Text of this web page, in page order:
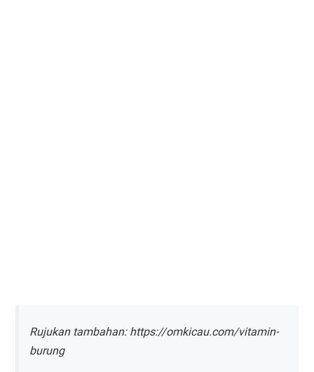
Rujukan tambahan: https://omkicau.com/vitamin-
burung